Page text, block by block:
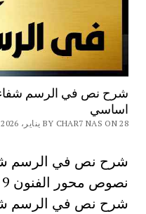
شرح نص في الرسم شفاء
اساسي
BY CHAR7 NAS ON 28 يناير، 2026
شرح نص في الرسم
شرح نص في الرسم